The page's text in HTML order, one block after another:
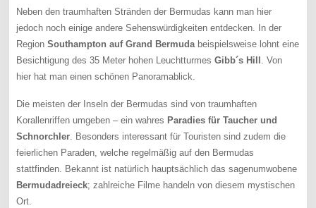
Neben den traumhaften Stränden der Bermudas kann man hier
jedoch noch einige andere Sehenswürdigkeiten entdecken. In der
RegionSouthampton auf Grand Bermudabeispielsweise lohnt eine
Besichtigung des 35 Meter hohen LeuchtturmesGibb´s Hill . Von
hier hat man einen schönen Panoramablick.
Die meisten der Inseln der Bermudas sind von traumhaften
Korallenriffen umgeben – ein wahres Paradies für Taucher und
Schnorchler. Besonders interessant für Touristen sind zudem die
feierlichen Paraden, welche regelmäßig auf den Bermudas
stattfinden. Bekannt ist natürlich hauptsächlich das sagenumwobene
Bermudadreieck; zahlreiche Filme handeln von diesem mystischen
Ort.